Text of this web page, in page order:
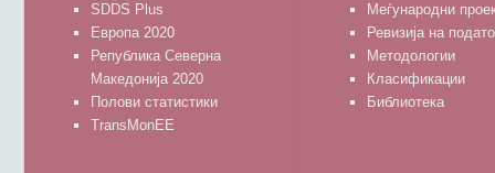
SDDS Plus
Европа 2020
Република Северна
Македонија 2020
Полови статистики
TransMonEE
Меѓународни
Ревизија на
Методологии
Класификации
Библиотека